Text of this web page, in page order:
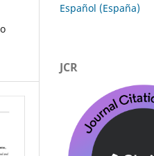
Español (España)
JCR